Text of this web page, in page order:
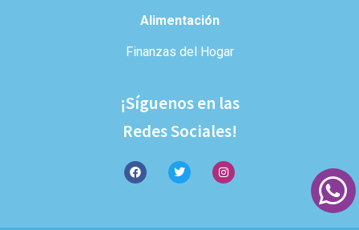
Alimentación
Finanzas del Hogar
¡Síguenos en las
Redes Sociales!